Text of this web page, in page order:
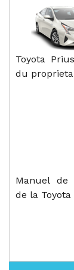
Toyota
du
Manuel de
de la Toyota